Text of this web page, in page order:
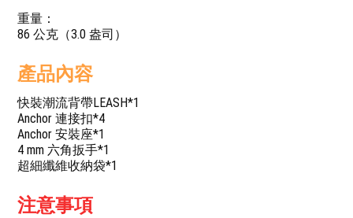
重量：
86 公克（3.0 盎司）
產品內容
快裝潮流背帶LEASH*1
Anchor 連接扣*4
Anchor 安裝座*1
4 mm 六角扳手*1
超細纖維收納袋*1
注意事項